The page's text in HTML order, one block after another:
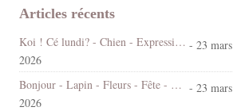
Articles récents
Koi ! Cé lundi? - Chien - Expression - Gif scintillant - Gratuit - 23 mars
2026
Bonjour - Lapin - Fleurs - Fête - Pâques - Gif scintillant - Gratuit - 23 mars
2026